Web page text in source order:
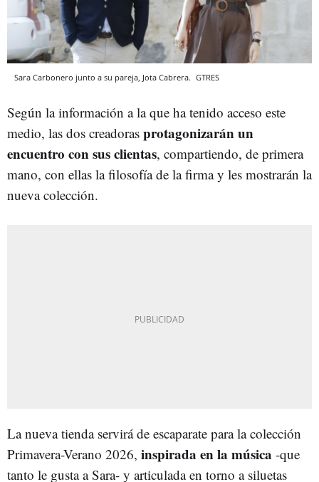
Sara Carbonero junto a su pareja, Jota Cabrera. GTRES
Según la información a la que ha tenido acceso este
medio, las dos creadoras protagonizarán un
encuentro con sus clientas, compartiendo, de primera
mano, con ellas la filosofía de la firma y les mostrarán la
nueva colección.
La nueva tienda servirá de escaparate para la colección
Primavera-Verano 2026, inspirada en la música -que
tanto le gusta a Sara- y articulada en torno a siluetas